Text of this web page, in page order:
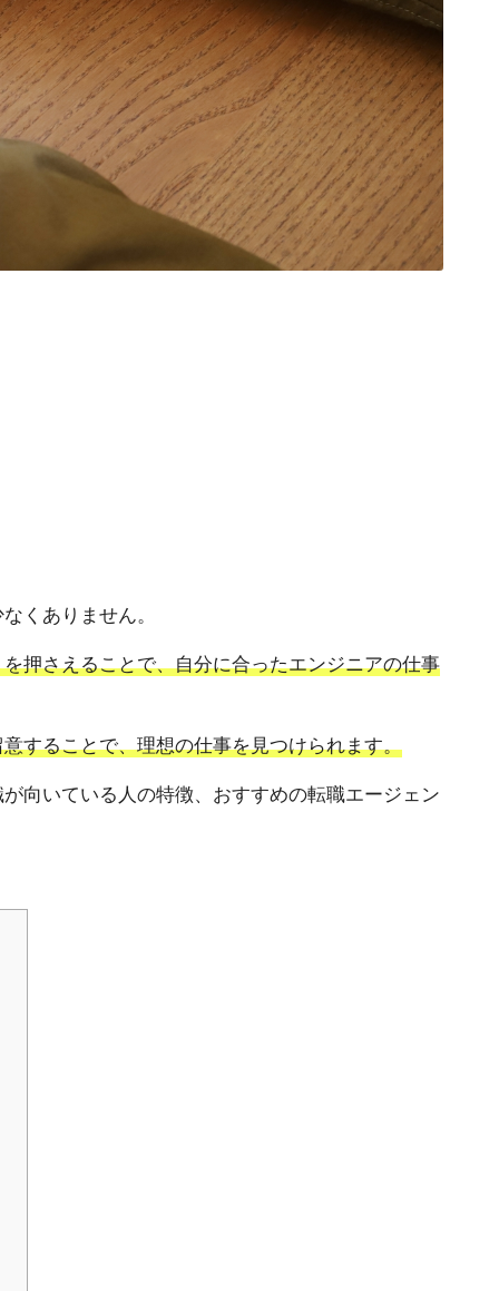
くありません。
押さえることで、自分に合ったエンジニアの仕事
することで、理想の仕事を見つけられます。
向いている人の特徴、おすすめの転職エージェン